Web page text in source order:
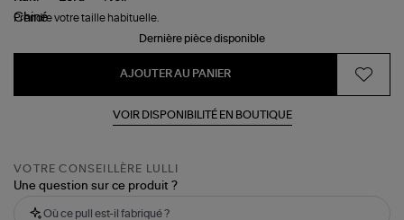
Prendre votre taille habituelle.
Dernière pièce disponible
AJOUTER AU PANIER
VOIR DISPONIBILITÉ EN BOUTIQUE
VOTRE CONSEILLÈRE LULLI
Une question sur ce produit ?
Où ce pull est-il fabriqué ?